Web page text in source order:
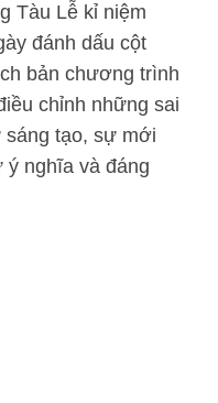
Tàu Lễ kỉ niệm
đánh dấu cột
bản chương trình
chỉnh những sai
tạo, sự mới
ý nghĩa và đáng